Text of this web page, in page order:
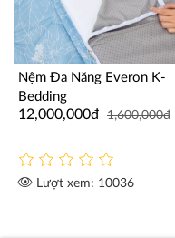
Nệm Đa Năng Everon K-
Bedding
12,000,000đ 1,600,000đ
Lượt xem: 10036